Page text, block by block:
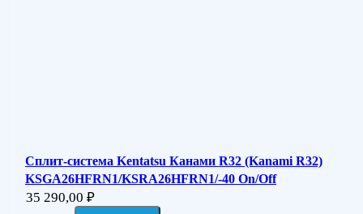
Сплит-система Kentatsu Канами R32 (Kanami R32)
KSGA26HFRN1/KSRA26HFRN1/-40 On/Off
35 290,00 ₽